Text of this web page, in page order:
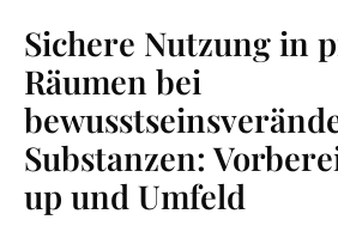
Sichere Nutzung in
Räumen bei
Substanzen:
up und Umfeld